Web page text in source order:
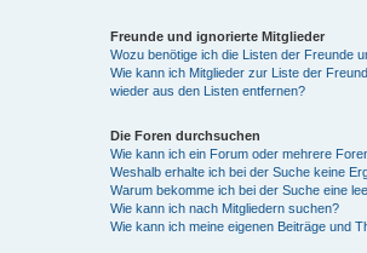
Freunde und ignorierte Mitglieder
Wozu benötige ich die Listen der Freunde
Wie kann ich Mitglieder zur Liste der
wieder aus den Listen entfernen?
Die Foren durchsuchen
Wie kann ich ein Forum oder mehrere
Weshalb erhalte ich bei der Suche keine
Warum bekomme ich bei der Suche eine
Wie kann ich nach Mitgliedern suchen?
Wie kann ich meine eigenen Beiträge und